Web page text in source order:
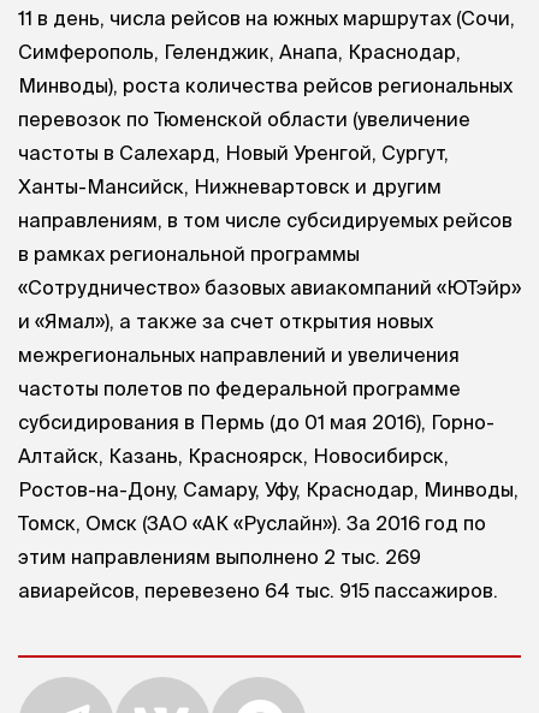
11 в день, числа рейсов на южных маршрутах (Сочи,
Симферополь, Геленджик, Анапа, Краснодар,
Минводы), роста количества рейсов региональных
перевозок по Тюменской области (увеличение
частоты в Салехард, Новый Уренгой, Сургут,
Ханты-Мансийск, Нижневартовск и другим
направлениям, в том числе субсидируемых рейсов
в рамках региональной программы
«Сотрудничество» базовых авиакомпаний «ЮТэйр»
и «Ямал»), а также за счет открытия новых
межрегиональных направлений и увеличения
частоты полетов по федеральной программе
субсидирования в Пермь (до 01 мая 2016), Горно-
Алтайск, Казань, Красноярск, Новосибирск,
Ростов-на-Дону, Самару, Уфу, Краснодар, Минводы,
Томск, Омск (ЗАО «АК «Руслайн»). За 2016 год по
этим направлениям выполнено 2 тыс. 269
авиарейсов, перевезено 64 тыс. 915 пассажиров.